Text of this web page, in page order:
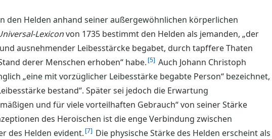
den Helden anhand seiner außergewöhnlichen körperlichen
Lexiconvon 1735 bestimmt den Helden als jemanden, „der
ausnehmender Leibesstärcke begabet, durch tapffere Thaten
derer Menschen erhoben“ habe. 5 Auch Johann Christoph
„eine mit vorzüglicher Leibesstärke begabte Person“ bezeichnet,
bestand“. Später sei jedoch die Erwartung
und für viele vorteilhaften Gebrauch“ von seiner Stärke
des Heroischen ist die enge Verbindung zwischen
des Helden evident. 7
Die physische Stärke des Helden erscheint als